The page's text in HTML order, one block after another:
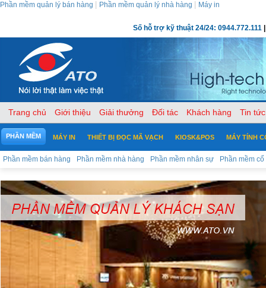
Phần mềm quản lý bán hàng Phần mềm quản lý nhà hàng Máy in
Số hỗ trợ kỹ thuật 24/24: 0944.772.111
Trang chủ Giới thiệu Giải thưởng Đối tác Khách hàng Tin tức
PHẦN MỀM
Phần mềm bán hàng Phần mềm nhà hàng Phần mềm nhân sự Phần mềm
MÁY IN THIẾT BỊ ĐỌC MÃ VẠCH KIOSK&POS MÁY TÍNH